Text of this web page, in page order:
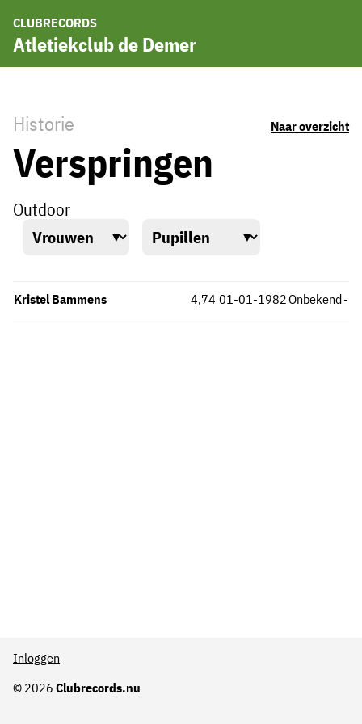
CLUBRECORDS
Atletiekclub de Demer
Historie Naar overzicht
Verspringen
Outdoor
Kristel Bammens Onbekend
4,74 -
01-01-1982
© 2026 Clubrecords.nu
Inloggen